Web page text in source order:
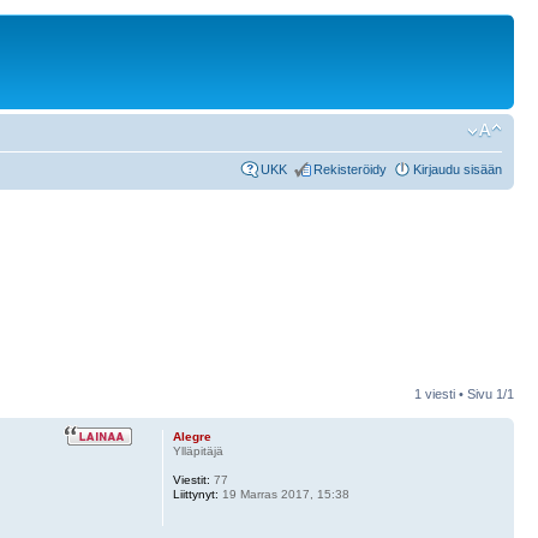
UKK Rekisteröidy Kirjaudu sisään
1 viesti • Sivu 1/1
Alegre
Ylläpitäjä
Viestit: 77
Liittynyt: 19 Marras 2017, 15:38